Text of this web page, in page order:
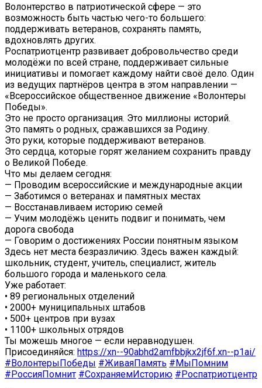
Волонтерство в патриотической сфере — это
возможность быть частью чего-то большего:
поддерживать ветеранов, сохранять память,
вдохновлять других.
Роспатриотцентр развивает добровольчество среди
молодёжи по всей стране, поддерживает сильные
инициативы и помогает каждому найти своё дело. Один
из ведущих партнёров центра в этом направлении —
«Всероссийское общественное движение «Волонтеры
Победы».
Это не просто организация. Это миллионы историй.
Это память о родных, сражавшихся за Родину.
Это руки, которые поддерживают ветеранов.
Это сердца, которые горят желанием сохранить правду
о Великой Победе.
Что мы делаем сегодня:
— Проводим всероссийские и международные акции
— Заботимся о ветеранах и памятных местах
— Восстанавливаем историю семей
— Учим молодёжь ценить подвиг и понимать, чем
дорога свобода
— Говорим о достижениях России понятным языком
Здесь нет места безразличию. Здесь важен каждый:
школьник, студент, учитель, специалист, житель
большого города и маленького села.
Уже работает:
• 89 региональных отделений
• 2000+ муниципальных штабов
• 500+ центров при вузах
• 1100+ школьных отрядов
Ты можешь многое — если неравнодушен.
Присоединяйся: https://xn--90abhd2amfbbjkx2jf6f.xn--p1ai/
#ВолонтерыПобеды #ЖиваяПамять #МыПомним
#РоссияПомнит #СохраняемИсторию #Роспатриотцентр